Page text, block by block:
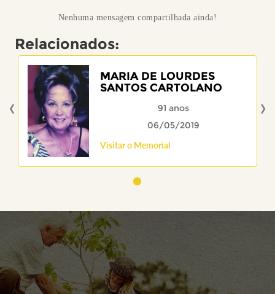
Nenhuma mensagem compartilhada ainda!
Relacionados:
MARIA DE LOURDES
SANTOS CARTOLANO
91 anos
06/05/2019
Visitar o Memorial
‹ ›